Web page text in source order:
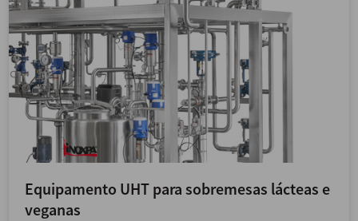
Equipamento UHT para sobremesas lácteas e
veganas